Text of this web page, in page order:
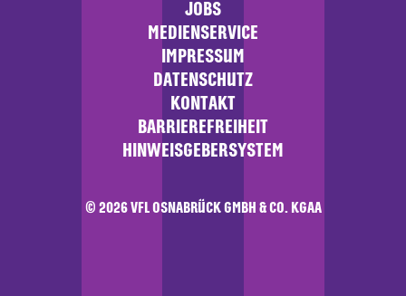
JOBS
MEDIENSERVICE
IMPRESSUM
DATENSCHUTZ
KONTAKT
BARRIEREFREIHEIT
HINWEISGEBERSYSTEM
© 2026 VFL OSNABRÜCK GMBH & CO. KGAA